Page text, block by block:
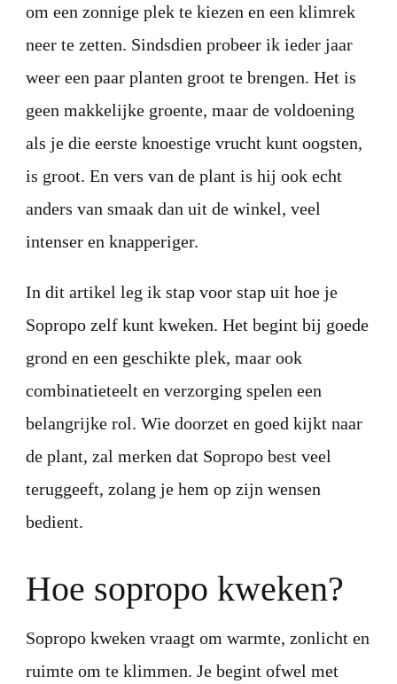
om een zonnige plek te kiezen en een klimrek
neer te zetten. Sindsdien probeer ik ieder jaar
weer een paar planten groot te brengen. Het is
geen makkelijke groente, maar de voldoening
als je die eerste knoestige vrucht kunt oogsten,
is groot. En vers van de plant is hij ook echt
anders van smaak dan uit de winkel, veel
intenser en knapperiger.
In dit artikel leg ik stap voor stap uit hoe je
Sopropo zelf kunt kweken. Het begint bij goede
grond en een geschikte plek, maar ook
combinatieteelt en verzorging spelen een
belangrijke rol. Wie doorzet en goed kijkt naar
de plant, zal merken dat Sopropo best veel
teruggeeft, zolang je hem op zijn wensen
bedient.
Hoe sopropo kweken?
Sopropo kweken vraagt om warmte, zonlicht en
ruimte om te klimmen. Je begint ofwel met